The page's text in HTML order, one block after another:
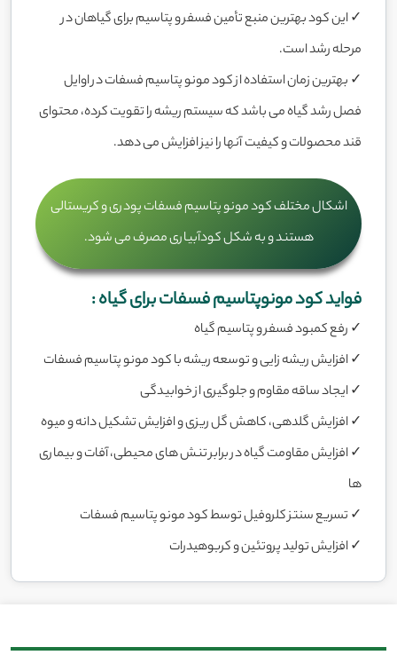
✓ این کود بهترین منبع تأمین فسفر و پتاسیم برای گیاهان در
مرحله رشد است.
✓ بهترین زمان استفاده از کود مونو پتاسیم فسفات در اوایل
فصل رشد گیاه می باشد که سیستم ریشه را تقویت کرده، محتوای
قند محصولات و کیفیت آنها را نیز افزایش می دهد.
اشکال مختلف کود مونو پتاسیم فسفات پودری و کریستالی
هستند و به شکل کودآبیاری مصرف می شود.
فواید کود مونوپتاسیم فسفات برای گیاه :
✓ رفع کمبود فسفر و پتاسیم گیاه
✓ افزایش ريشه زایی و توسعه ریشه با کود مونو پتاسیم فسفات
✓ ایجاد ساقه مقاوم و جلوگیری از خوابیدگی
✓ افزایش گلدهی، کاهش گل ریزی و افزایش تشکیل دانه و میوه
✓ افزایش مقاومت گیاه در برابر تنش های محیطی، آفات و بیماری
ها
✓ تسریع سنتز کلروفیل توسط کود مونو پتاسیم فسفات
✓ افزایش تولید پروتئین و کربوهیدرات